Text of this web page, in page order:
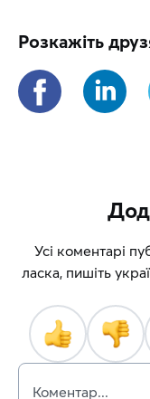
Розкажіть
Усі коментарі
ласка, пишіть
Коментар...